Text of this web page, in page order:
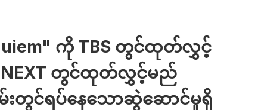
ကို TBS တွင်ထုတ်လွှင့်
NEXT တွင်ထုတ်လွှင့်မည်
းတွင်ရပ်နေသောဆွဲဆောင်မှုရှိ